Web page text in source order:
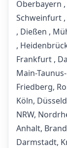
Oberbayern
Schweinfurt
, Dießen ,
,
Frankfurt ,
Main-
Friedberg,
Köln,
NRW,
Anhalt,
Darmstadt,